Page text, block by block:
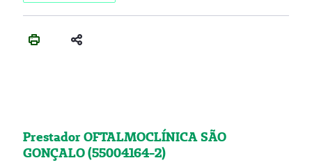
Prestador OFTALMOCLÍNICA SÃO
GONÇALO (55004164-2)